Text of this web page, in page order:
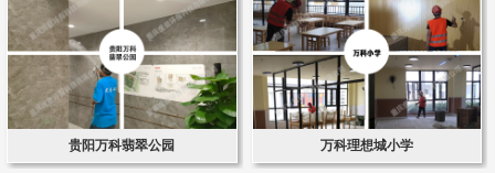
贵阳万科翡翠公园 万科理想城小学